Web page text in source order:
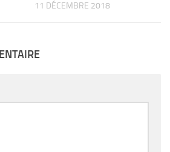
11 DÉCEMBRE 2018